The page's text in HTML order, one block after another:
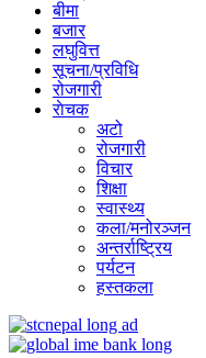
बीमा
बजार
लघुवित्त
सूचना/प्रविधि
रोजगारी
राेचक
अटो
रोजगारी
विचार
शिक्षा
स्वास्थ्य
कला/मनोरञ्जन
अन्तर्राष्ट्रिय
पर्यटन
हस्तकला